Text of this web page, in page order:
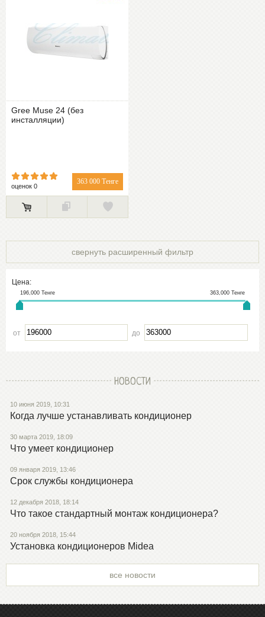
Gree Muse 24 (без
инсталляции)
363 000 Тенге
оценок 0
свернуть расширенный фильтр
Цена:
196,000 Тенге 363,000Тенге
от до
НОВОСТИ
10 июня 2019, 10:31
Когда лучше устанавливать кондиционер
30 марта 2019, 18:09
Что умеет кондиционер
09 января 2019, 13:46
Срок службы кондиционера
12 декабря 2018, 18:14
Что такое стандартный монтаж кондиционера?
20 ноября 2018, 15:44
Установка кондиционеров Midea
все новости